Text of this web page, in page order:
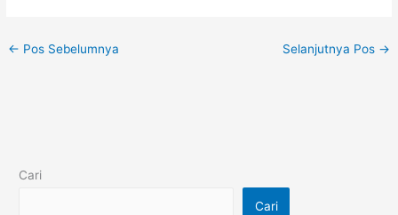
← Pos Sebelumnya Selanjutnya Pos →
Cari
Cari